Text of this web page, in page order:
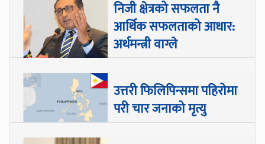
निजी क्षेत्रको सफलता नै
आर्थिक सफलताको आधार:
अर्थमन्त्री वाग्ले
उत्तरी फिलिपिन्समा पहिरोमा
परी चार जनाको मृत्यु